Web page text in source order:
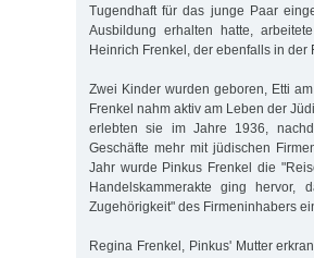
Tugendhaft für das junge Paar
Ausbildung erhalten hatte,
Heinrich Frenkel, der ebenfalls in der
Zwei Kinder wurden geboren, Etti
Frenkel nahm aktiv am Leben der
erlebten sie im Jahre 1936,
Geschäfte mehr mit jüdischen
Jahr wurde Pinkus Frenkel die
Handelskammerakte ging hervor,
Zugehörigkeit" des Firmeninhabers
Regina Frenkel, Pinkus' Mutter